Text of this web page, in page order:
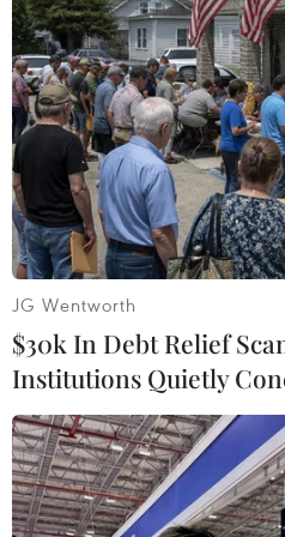
Họ cho rằng đó là một
ra thảm sát ở nước Mỹ
Nhân chuyện nước Mỹ
chủ Facebook
Mark Zuckerberg dành
thiện khiến nhiều người
Có người hoài nghi vợ
ra tán vào
Nhưng số đông thì vẫn
hết sức nhân đạo
Tiếp theo là những
nước Triều Tiên
Đất nước bí ẩn nhất thế
JG Wentworth
$30k In Debt Relief
Institutions Quietly